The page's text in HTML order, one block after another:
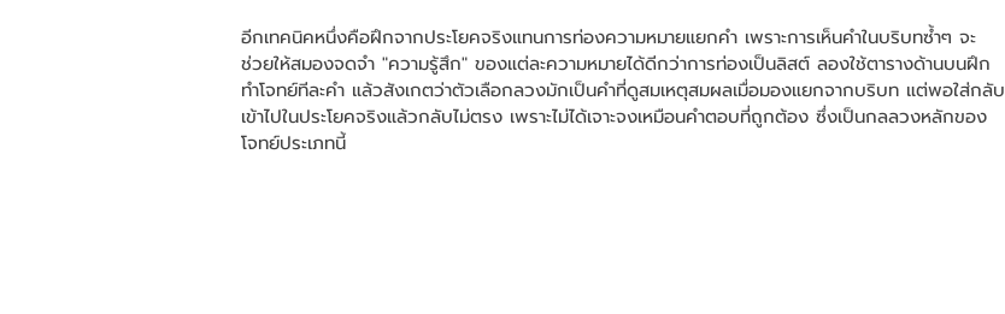
อีกเทคนิคหนึ่งคือฝึกจากประโยคจริงแทนการท่องความหมายแยกคำ เพราะการเห็นคำในบริบทซ้ำๆ จะ
ช่วยให้สมองจดจำ "ความรู้สึก" ของแต่ละความหมายได้ดีกว่าการท่องเป็นลิสต์ ลองใช้ตารางด้านบนฝึก
ทำโจทย์ทีละคำ แล้วสังเกตว่าตัวเลือกลวงมักเป็นคำที่ดูสมเหตุสมผลเมื่อมองแยกจากบริบท แต่พอใส่กลับ
เข้าไปในประโยคจริงแล้วกลับไม่ตรง เพราะไม่ได้เจาะจงเหมือนคำตอบที่ถูกต้อง ซึ่งเป็นกลลวงหลักของ
โจทย์ประเภทนี้